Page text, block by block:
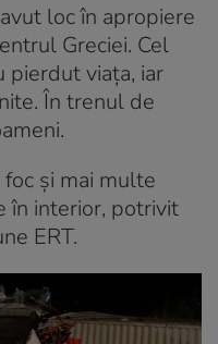
loc în apropiere
Greciei. Cel
pierdut viața, iar
În trenul de
şi mai multe
în interior, potrivit
ERT.